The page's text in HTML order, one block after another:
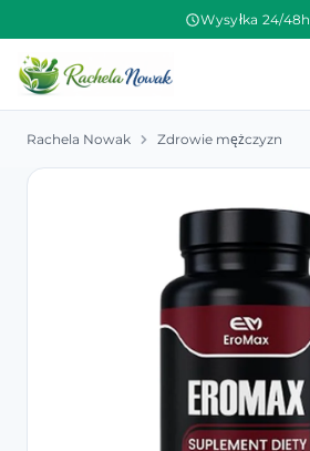
Wysyłka 24/48h
Rachela Nowak Zdrowie mężczyzn